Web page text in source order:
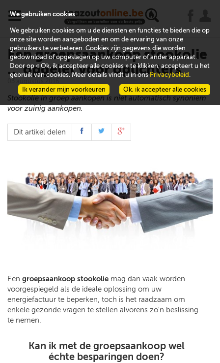
x
Een groepsaankoop stookolie
… opgelet voor oplichters
Stookolie in groep aankopen is niet automatisch synoniem
voor zuinig aankopen.
Dit artikel delen
Een groepsaankoop stookolie mag dan vaak worden
voorgespiegeld als de ideale oplossing om uw
energiefactuur te beperken, toch is het raadzaam om
enkele gezonde vragen te stellen alvorens zo'n beslissing
te nemen.
Kan ik met de groepsaankoop wel
échte besparingen doen?
We gebruiken cookies
We gebruiken cookies om u de diensten en functies te bieden die op
onze site worden aangeboden en om de ervaring van onze
gebruikers te verbeteren. Cookies zijn gegevens die worden
gedownload of opgeslagen op uw computer of ander apparaat.
Door op « Ok, ik accepteer alle cookies » te klikken, accepteert u het
gebruik van cookies. Meer details vindt u in onsPrivacybeleid .
Ok, ik accepteer alle cookies
Ik verander mijn voorkeuren